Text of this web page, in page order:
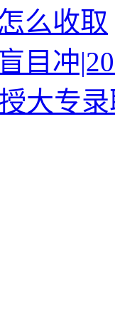
么收取
目冲
大专